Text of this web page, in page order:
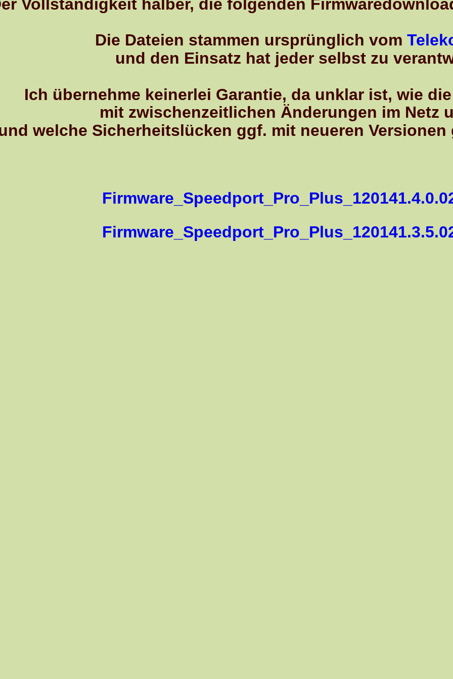
die folgenden Firmwaredownloads von meinem
stammen ursprünglich vom Telekomserver
den Einsatz hat jeder selbst zu verantworten.
Garantie, da unklar ist, wie die älteren Versionen
Änderungen im Netz umgehen
ggf. mit neueren Versionen geschlossen